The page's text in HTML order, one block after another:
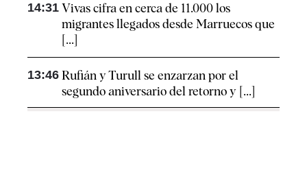
14:31 Vivas cifra en cerca de 11.000 los
migrantes llegados desde Marruecos que
[...]
13:46 Rufián y Turull se enzarzan por el
segundo aniversario del retorno y [...]